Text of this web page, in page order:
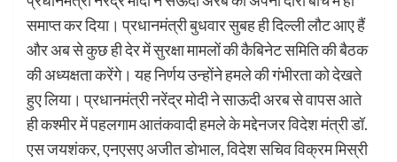
समाप्त कर दिया। प्रधानमंत्री बुधवार सुबह ही दिल्ली लौट आए हैं
और अब से कुछ ही देर में सुरक्षा मामलों की कैबिनेट समिति की बैठक
की अध्यक्षता करेंगे। यह निर्णय उन्होंने हमले की गंभीरता को देखते
हुए लिया। प्रधानमंत्री नरेंद्र मोदी ने साऊदी अरब से वापस आते
ही कश्मीर में पहलगाम आतंकवादी हमले के मद्देनजर विदेश मंत्री डॉ.
एस जयशंकर, एनएसए अजीत डोभाल, विदेश सचिव विक्रम मिस्री